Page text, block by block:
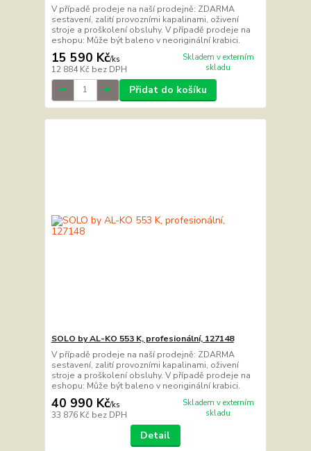
V případě prodeje na naší prodejně: ZDARMA
sestavení, zalití provozními kapalinami, oživení
stroje a proškolení obsluhy. V případě prodeje na
eshopu: Může být baleno v neoriginální krabici.
15 590 Kč/ks
12 884 Kč bez DPH
Skladem v externím
skladu
Přidat do košíku
SOLO by AL-KO 553 K, profesionální, 127148
V případě prodeje na naší prodejně: ZDARMA
sestavení, zalití provozními kapalinami, oživení
stroje a proškolení obsluhy. V případě prodeje na
eshopu: Může být baleno v neoriginální krabici.
40 990 Kč/ks
33 876 Kč bez DPH
Skladem v externím
skladu
Detail